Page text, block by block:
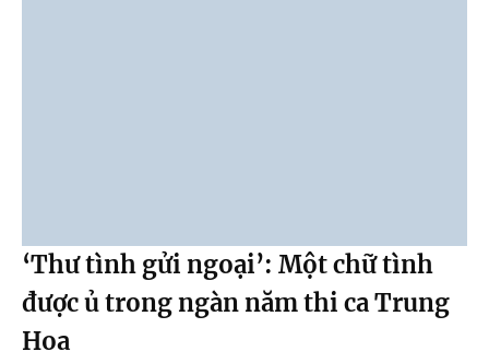
‘Thư tình gửi ngoại’: Một chữ tình
được ủ trong ngàn năm thi ca Trung
Hoa